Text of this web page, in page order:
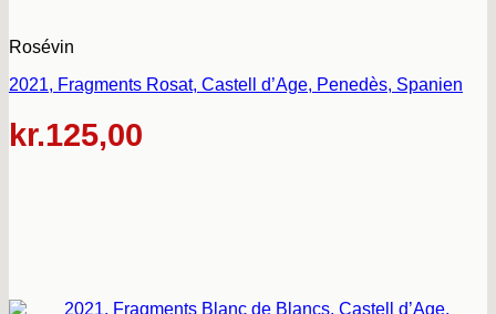
Rosévin
2021, Fragments Rosat, Castell d’Age, Penedès, Spanien
kr.125,00